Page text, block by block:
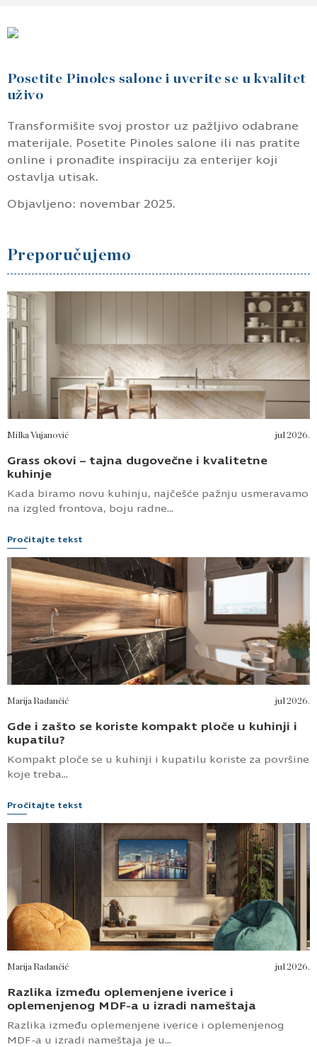
Posetite Pinoles salone i uverite se u kvalitet
uživo
Transformišite svoj prostor uz pažljivo odabrane
materijale. Posetite Pinoles salone ili nas pratite
online i pronađite inspiraciju za enterijer koji
ostavlja utisak.
Objavljeno: novembar 2025.
Preporučujemo
Milka Vujanović jul 2026.
Grass okovi – tajna dugovečne i kvalitetne
kuhinje
Kada biramo novu kuhinju, najčešće pažnju usmeravamo
na izgled frontova, boju radne...
Pročitajte tekst
Marija Radančić jul 2026.
Gde i zašto se koriste kompakt ploče u kuhinji i
kupatilu?
Kompakt ploče se u kuhinji i kupatilu koriste za površine
koje treba...
Pročitajte tekst
Marija Radančić jul 2026.
Razlika između oplemenjene iverice i
oplemenjenog MDF-a u izradi nameštaja
Razlika između oplemenjene iverice i oplemenjenog
MDF-a u izradi nameštaja je u...